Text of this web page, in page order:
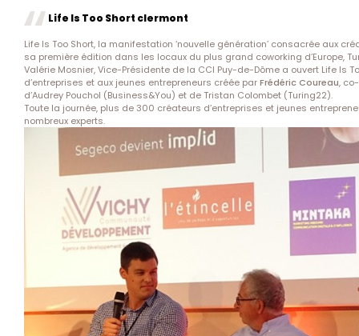
Life Is Too Short clermont
Life Is Too Short, la manifestation ‘nouvelle génération’ consacrée aux
sa première édition dans les locaux du plus grand coworking d’Europe,
Valérie Mosnier, Vice-Présidente de la CCI Puy-de-Dôme a ouvert Life Is
d’entreprises et aux jeunes entrepreneurs créée parFrédéric Coureau,
d’Audrey Pouchol (Business&You) et de Tristan Colombet (Turing22).
Toute la journée, plus de 300 créateurs d’entreprises et jeunes
nombreux experts.